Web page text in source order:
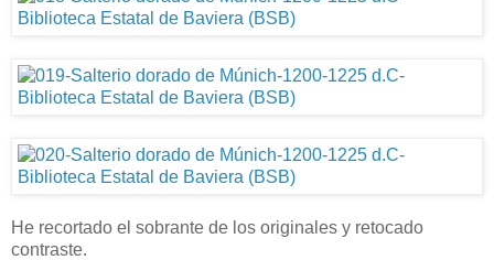
He recortado el sobrante de los originales y retocado
contraste.